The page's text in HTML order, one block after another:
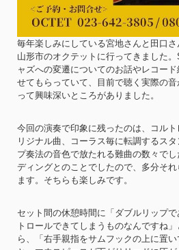
毎年楽しみにしている宮地さんと田口
山形市のオクテットに行ってきました
ャズへの変遷についてのお話やレコー
せてもらっていて、目前で聴く実際の
って興味深いところがありました。
今回の演奏で印象に残ったのは、コル
リジナル曲、コーラス毎に転調するス
プ奏法の音色で放たれる難曲の数々で
ディングとのことでしたので、多分そ
ます。そちらも楽しみです。
セット間の休憩時間に「ダブルリップ
トロールできてしまうものなんですね
ら、「右手親指をサムフックの上に置